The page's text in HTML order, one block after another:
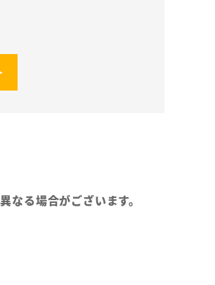
る場合がございます。